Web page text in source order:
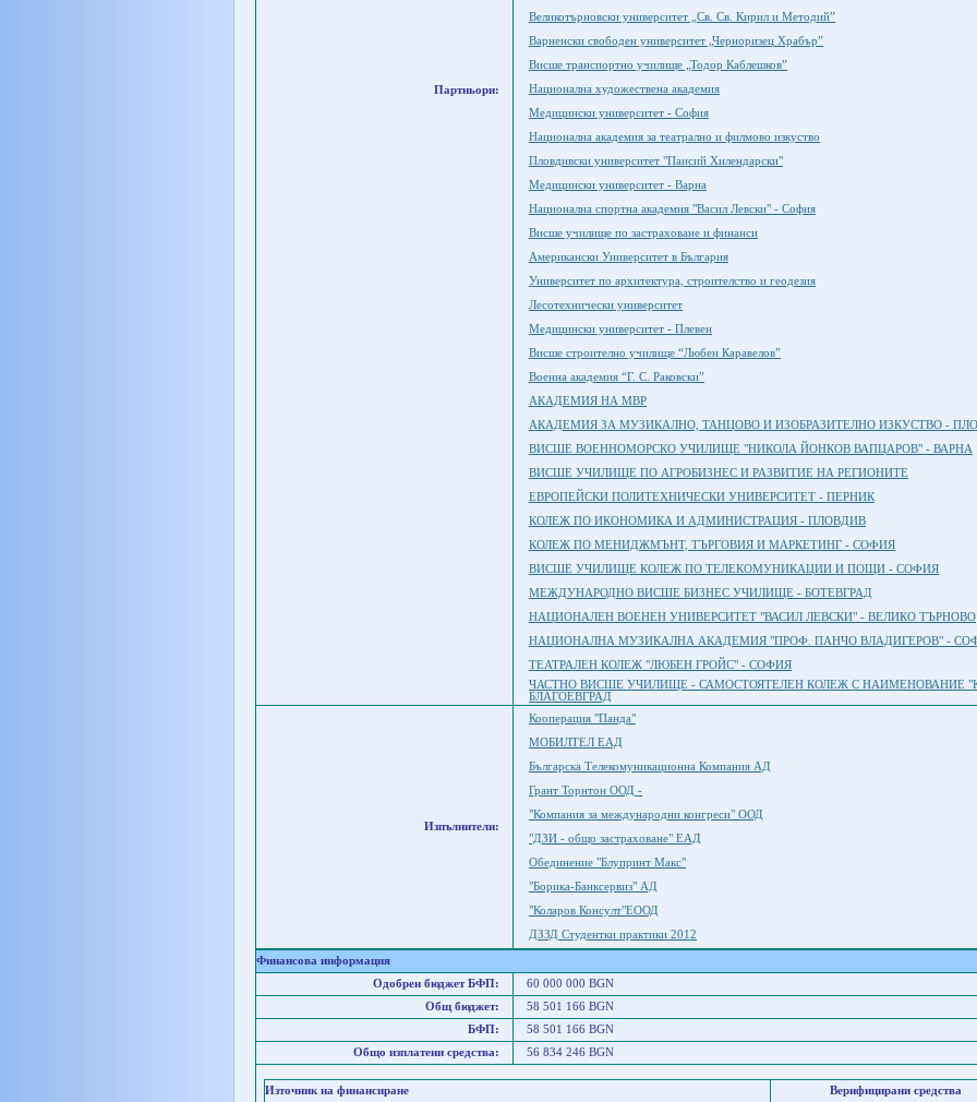
Партньори:
Великотърновски университет „Св. Св. Кирил и Методий”
Варненски свободен университет „Черноризец Храбър”
Висше транспортно училище „Тодор Каблешков”
Национална художествена академия
Медицински университет - София
Национална академия за театрално и филмово изкуство
Пловдивски университет "Паисий Хилендарски"
Медицински университет - Варна
Национална спортна академия "Васил Левски" - София
Висше училище по застраховане и финанси
Американски Университет в България
Университет по архитектура, строителство и геодезия
Лесотехнически университет
Медицински университет - Плевен
Висше строително училище “Любен Каравелов”
Военна академия “Г. С. Раковски”
АКАДЕМИЯ НА МВР
АКАДЕМИЯ ЗА МУЗИКАЛНО, ТАНЦОВО И ИЗОБРАЗИТЕЛНО ИЗКУСТВО -
ВИСШЕ ВОЕННОМОРСКО УЧИЛИЩЕ "НИКОЛА ЙОНКОВ ВАПЦАРОВ" - ВАРНА
ВИСШЕ УЧИЛИЩЕ ПО АГРОБИЗНЕС И РАЗВИТИЕ НА РЕГИОНИТЕ
ЕВРОПЕЙСКИ ПОЛИТЕХНИЧЕСКИ УНИВЕРСИТЕТ - ПЕРНИК
КОЛЕЖ ПО ИКОНОМИКА И АДМИНИСТРАЦИЯ - ПЛОВДИВ
КОЛЕЖ ПО МЕНИДЖМЪНТ, ТЪРГОВИЯ И МАРКЕТИНГ - СОФИЯ
ВИСШЕ УЧИЛИЩЕ КОЛЕЖ ПО ТЕЛЕКОМУНИКАЦИИ И ПОЩИ - СОФИЯ
МЕЖДУНАРОДНО ВИСШЕ БИЗНЕС УЧИЛИЩЕ - БОТЕВГРАД
НАЦИОНАЛЕН ВОЕНЕН УНИВЕРСИТЕТ "ВАСИЛ ЛЕВСКИ" - ВЕЛИКО ТЪРНОВО
НАЦИОНАЛНА МУЗИКАЛНА АКАДЕМИЯ "ПРОФ. ПАНЧО ВЛАДИГЕРОВ" -
ТЕАТРАЛЕН КОЛЕЖ "ЛЮБЕН ГРОЙС" - СОФИЯ
ЧАСТНО ВИСШЕ УЧИЛИЩЕ - САМОСТОЯТЕЛЕН КОЛЕЖ С НАИМЕНОВАНИЕ
БЛАГОЕВГРАД
Изпълнители:
Кооперация "Панда"
МОБИЛТЕЛ ЕАД
Българска Телекомуникационна Компания АД
Грант Торнтон ООД -
"Компания за международни конгреси" ООД
"ДЗИ - общо застраховане" ЕАД
Обединение "Блупринт Макс"
"Борика-Банксервиз" АД
"Коларов Консулт"ЕООД
ДЗЗД Студентки практики 2012
Финансова информация
Одобрен бюджет БФП:
60 000 000 BGN
Общ бюджет:
58 501 166 BGN
БФП:
58 501 166 BGN
Общо изплатени средства:
56 834 246 BGN
Източник на финансиране Верифицирани средства